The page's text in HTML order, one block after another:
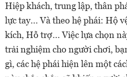
Hiệp khách, trung lập, thân
lực tay... Và theo hệ phái: Hộ
kích, Hỗ trợ... Việc lựa chọn
trải nghiệm cho người chơi,
gì, các hệ phái hiện lên một